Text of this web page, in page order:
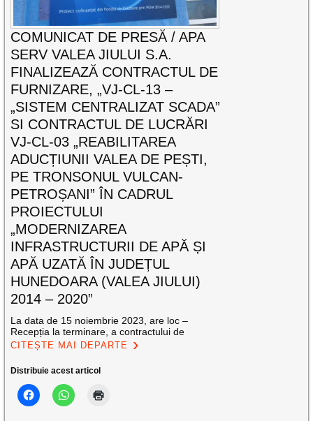
COMUNICAT DE PRESĂ / APA
SERV VALEA JIULUI S.A.
FINALIZEAZĂ CONTRACTUL DE
FURNIZARE, „VJ-CL-13 –
„SISTEM CENTRALIZAT SCADA”
SI CONTRACTUL DE LUCRĂRI
VJ-CL-03 „REABILITAREA
ADUCȚIUNII VALEA DE PEȘTI,
PE TRONSONUL VULCAN-
PETROȘANI” ÎN CADRUL
PROIECTULUI
„MODERNIZAREA
INFRASTRUCTURII DE APĂ ȘI
APĂ UZATĂ ÎN JUDEȚUL
HUNEDOARA (VALEA JIULUI)
2014 – 2020”
La data de 15 noiembrie 2023, are loc –
Recepția la terminare, a contractului de
CITEȘTE MAI DEPARTE
Distribuie acest articol